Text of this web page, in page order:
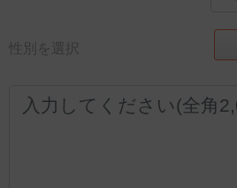
性別を選択